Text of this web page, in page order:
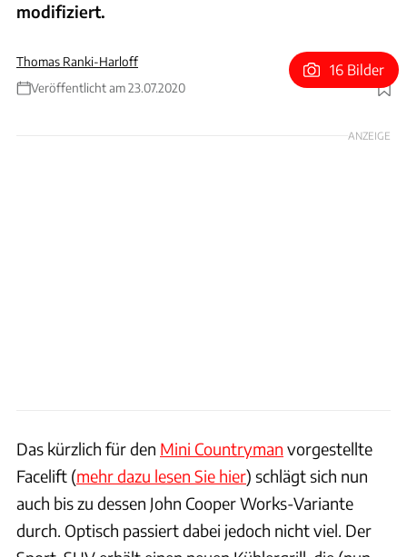
modifiziert.
Thomas Ranki-Harloff
Veröffentlicht am 23.07.2020
Foto: BMW Group
16 Bilder
ANZEIGE
Das kürzlich für den Mini Countryman vorgestellte
Facelift (mehr dazu lesen Sie hier) schlägt sich nun
auch bis zu dessen John Cooper Works-Variante
durch. Optisch passiert dabei jedoch nicht viel. Der